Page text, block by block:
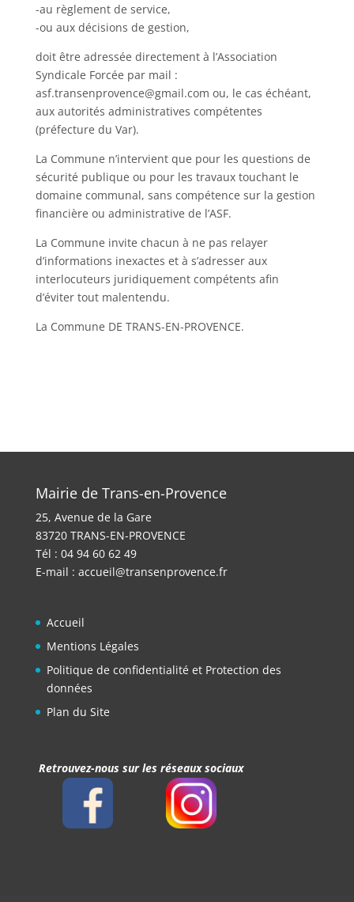
-au règlement de service,
-ou aux décisions de gestion,
doit être adressée directement à l’Association
Syndicale Forcée par mail :
asf.transenprovence@gmail.com ou, le cas échéant,
aux autorités administratives compétentes
(préfecture du Var).
La Commune n’intervient que pour les questions de
sécurité publique ou pour les travaux touchant le
domaine communal, sans compétence sur la gestion
financière ou administrative de l’ASF.
La Commune invite chacun à ne pas relayer
d’informations inexactes et à s’adresser aux
interlocuteurs juridiquement compétents afin
d’éviter tout malentendu.
La Commune DE TRANS-EN-PROVENCE.
Mairie de Trans-en-Provence
25, Avenue de la Gare
83720 TRANS-EN-PROVENCE
Tél : 04 94 60 62 49
E-mail : accueil@transenprovence.fr
Accueil
Mentions Légales
Politique de confidentialité et Protection des
données
Plan du Site
Retrouvez-nous sur les réseaux sociaux